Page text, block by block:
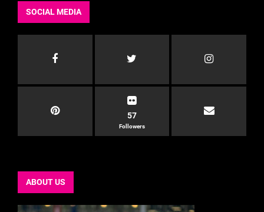
SOCIAL MEDIA
57
Followers
ABOUT US